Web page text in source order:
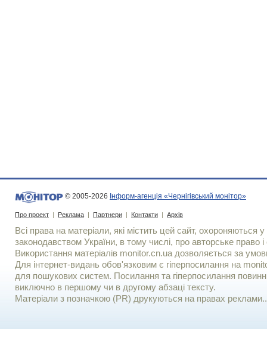
© 2005-2026 Інформ-агенція «Чернігівський монітор»
Про проект | Реклама | Партнери | Контакти | Архів
Всі права на матеріали, які містить цей сайт, охороняються у
законодавством України, в тому числі, про авторське право і
Використання матерiалiв monitor.cn.ua дозволяється за
Для iнтернет-видань обов'язковим є гiперпосилання на
для пошукових систем. Посилання та гіперпосилання
виключно в першому чи в другому абзаці тексту.
Матеріали з позначкою (PR) друкуються на правах реклами..